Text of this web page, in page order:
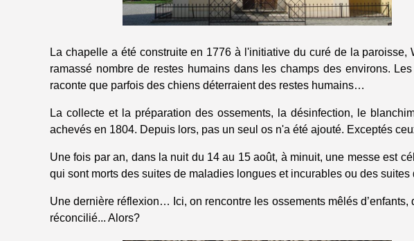
La chapelle a été construite en 1776 à l'initiative du curé de la paroisse,
ramassé nombre de restes humains dans les champs des environs.
raconte que parfois des chiens déterraient des restes humains…
La collecte et la préparation des ossements, la désinfection, le
achevés en 1804. Depuis lors, pas un seul os n'a été ajouté. Exceptés
Une fois par an, dans la nuit du 14 au 15 août, à minuit, une messe est
qui sont morts des suites de maladies longues et incurables ou des
Une dernière réflexion… Ici, on rencontre les ossements mêlés
réconcilié... Alors?